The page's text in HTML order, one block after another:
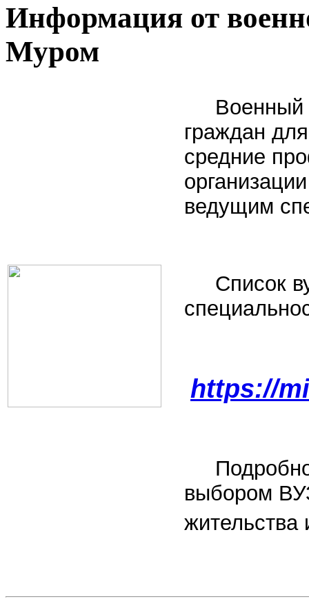
Информация от
Муром
Военный
граждан
средние
ведущим
Список
https://
выбором